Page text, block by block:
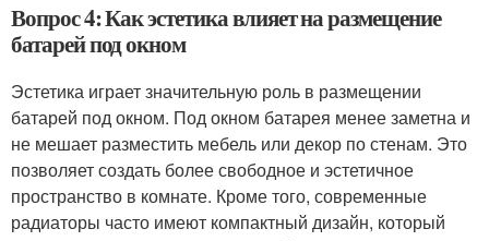
Вопрос 4: Как эстетика влияет на размещение
батарей под окном
Эстетика играет значительную роль в размещении
батарей под окном. Под окном батарея менее заметна и
не мешает разместить мебель или декор по стенам. Это
позволяет создать более свободное и эстетичное
пространство в комнате. Кроме того, современные
радиаторы часто имеют компактный дизайн, который